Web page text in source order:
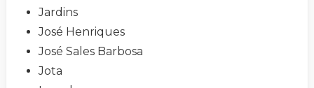
Jardins
José Henriques
José Sales Barbosa
Jota